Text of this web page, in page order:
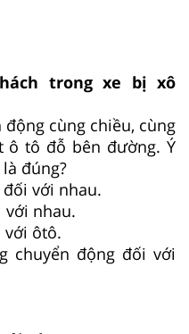
trong xe bị xô
cùng chiều, cùng
ô tô đỗ bên đường. Ý
đúng?
với nhau.
với nhau.
với ôtô.
chuyển động đối với